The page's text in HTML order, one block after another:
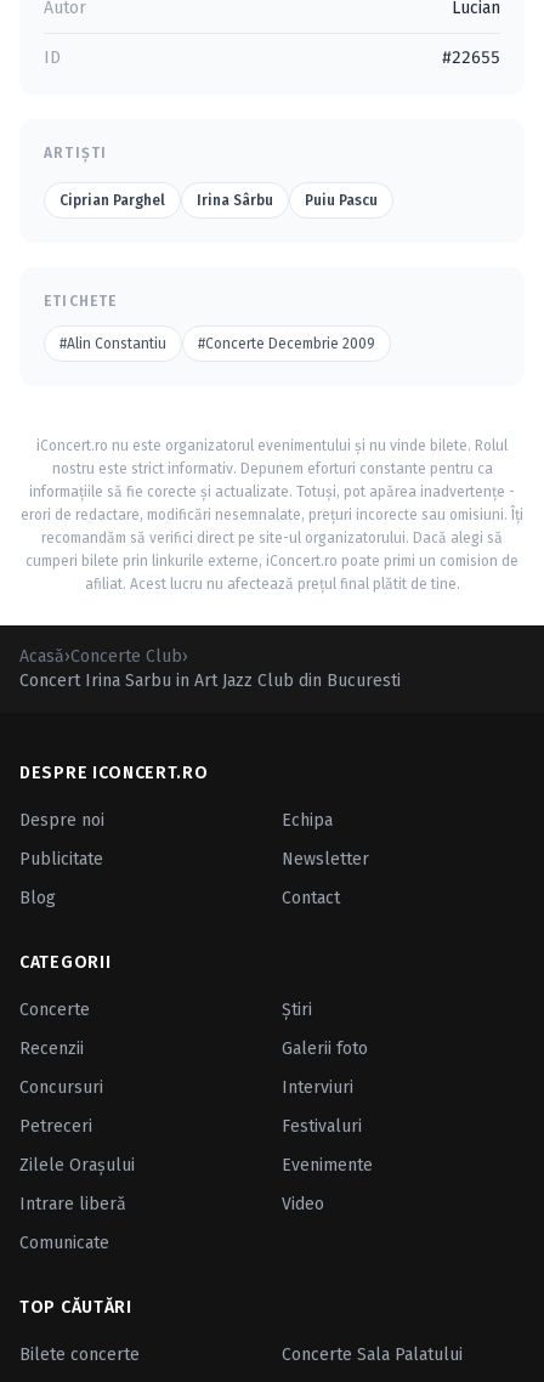
Autor Lucian
ID #22655
ARTIȘTI
Ciprian Parghel Irina Sârbu Puiu Pascu
ETICHETE
#Alin Constantiu #Concerte Decembrie 2009
iConcert.ro nu este organizatorul evenimentului și nu vinde bilete. Rolul
nostru este strict informativ. Depunem eforturi constante pentru ca
informațiile să fie corecte și actualizate. Totuși, pot apărea inadvertențe -
erori de redactare, modificări nesemnalate, prețuri incorecte sau omisiuni. Îți
recomandăm să verifici direct pe site-ul organizatorului. Dacă alegi să
cumperi bilete prin linkurile externe, iConcert.ro poate primi un comision de
afiliat. Acest lucru nu afectează prețul final plătit de tine.
Acasă›Concerte Club›
Concert Irina Sarbu in Art Jazz Club din Bucuresti
DESPRE ICONCERT.RO
Despre noi
Echipa
Publicitate
Newsletter
Blog
Contact
CATEGORII
Concerte
Ştiri
Recenzii
Galerii foto
Concursuri
Interviuri
Petreceri
Festivaluri
Zilele Oraşului
Evenimente
Intrare liberă
Video
Comunicate
TOP CĂUTĂRI
Bilete concerte Concerte Sala Palatului